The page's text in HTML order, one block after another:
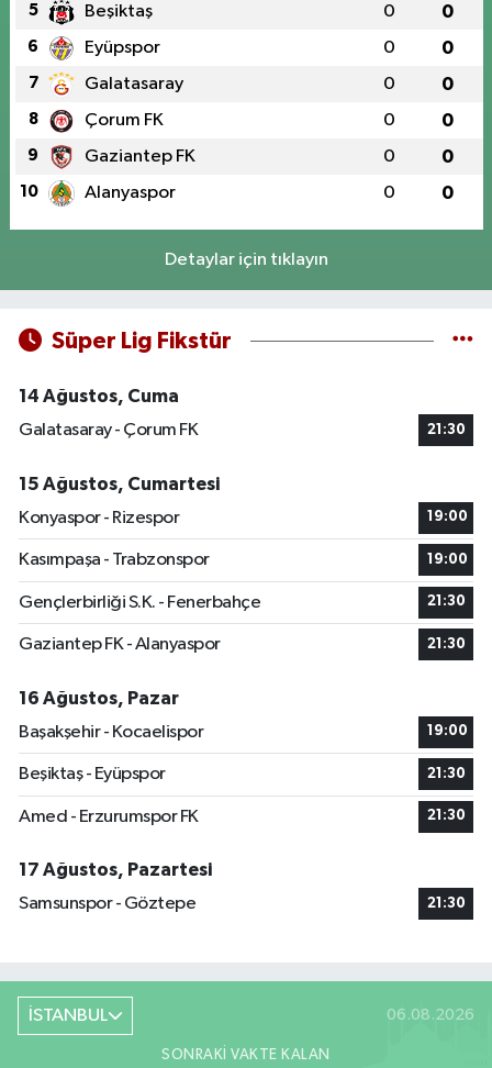
5 Beşiktaş 0 0
6 Eyüpspor 0 0
7 Galatasaray 0 0
8 Çorum FK 0 0
9 Gaziantep FK 0 0
10 Alanyaspor 0 0
Detaylar için tıklayın
Süper Lig Fikstür
14 Ağustos, Cuma
Galatasaray - Çorum FK
21:30
15 Ağustos, Cumartesi
Konyaspor - Rizespor
19:00
Kasımpaşa - Trabzonspor 19:00
Gençlerbirliği S.K. - Fenerbahçe 21:30
Gaziantep FK - Alanyaspor 21:30
16 Ağustos, Pazar
Başakşehir - Kocaelispor
19:00
Beşiktaş - Eyüpspor 21:30
Amed - Erzurumspor FK 21:30
17 Ağustos, Pazartesi
Samsunspor - Göztepe
21:30
İSTANBUL 06.08.2026
SONRAKI VAKTE KALAN